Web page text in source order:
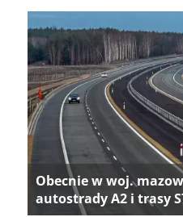
Obecnie w woj.
autostrady A2 i trasy